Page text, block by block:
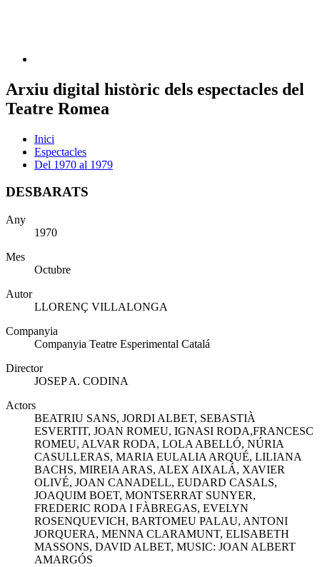
Arxiu digital històric dels espectacles del
Teatre Romea
Inici
Espectacles
Del 1970 al 1979
DESBARATS
Any
1970
Mes
Octubre
Autor
LLORENÇ VILLALONGA
Companyia
Companyia Teatre Esperimental Catalá
Director
JOSEP A. CODINA
Actors
BEATRIU SANS, JORDI ALBET, SEBASTIÀ
ESVERTIT, JOAN ROMEU, IGNASI RODA,FRANCESC
ROMEU, ALVAR RODA, LOLA ABELLÓ, NÚRIA
CASULLERAS, MARIA EULALIA ARQUÉ, LILIANA
BACHS, MIREIA ARAS, ALEX AIXALÁ, XAVIER
OLIVÉ, JOAN CANADELL, EUDARD CASALS,
JOAQUIM BOET, MONTSERRAT SUNYER,
FREDERIC RODA I FÀBREGAS, EVELYN
ROSENQUEVICH, BARTOMEU PALAU, ANTONI
JORQUERA, MENNA CLARAMUNT, ELISABETH
MASSONS, DAVID ALBET, MUSIC: JOAN ALBERT
AMARGÓS